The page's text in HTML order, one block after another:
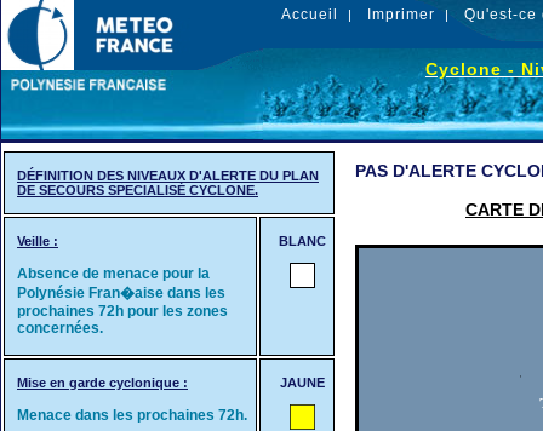
Accueil | Imprimer | Qu'est-
Cyclone -
DÉFINITION DES NIVEAUX D'ALERTE DU PLAN
DE SECOURS SPECIALISÉ CYCLONE.
Veille :
Absence de menace pour la
Polynésie Fran�aise dans les
prochaines 72h pour les zones
concernées.
BLANC
Mise en garde cyclonique :
Menace dans les prochaines 72h.
JAUNE
PAS D'ALERTE
CARTE